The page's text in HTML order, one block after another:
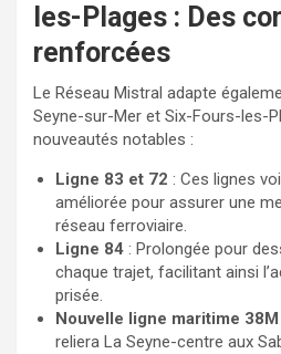
les-Plages : Des
renforcées
Le Réseau Mistral adapte
Seyne-sur-Mer et Six-Fours-les-
nouveautés notables :
Ligne 83 et 72 : Ces lignes
améliorée pour assurer une
réseau ferroviaire.
Ligne 84 : Prolongée pour
chaque trajet, facilitant ainsi
prisée.
Nouvelle ligne maritime 38M
reliera La Seyne-centre aux